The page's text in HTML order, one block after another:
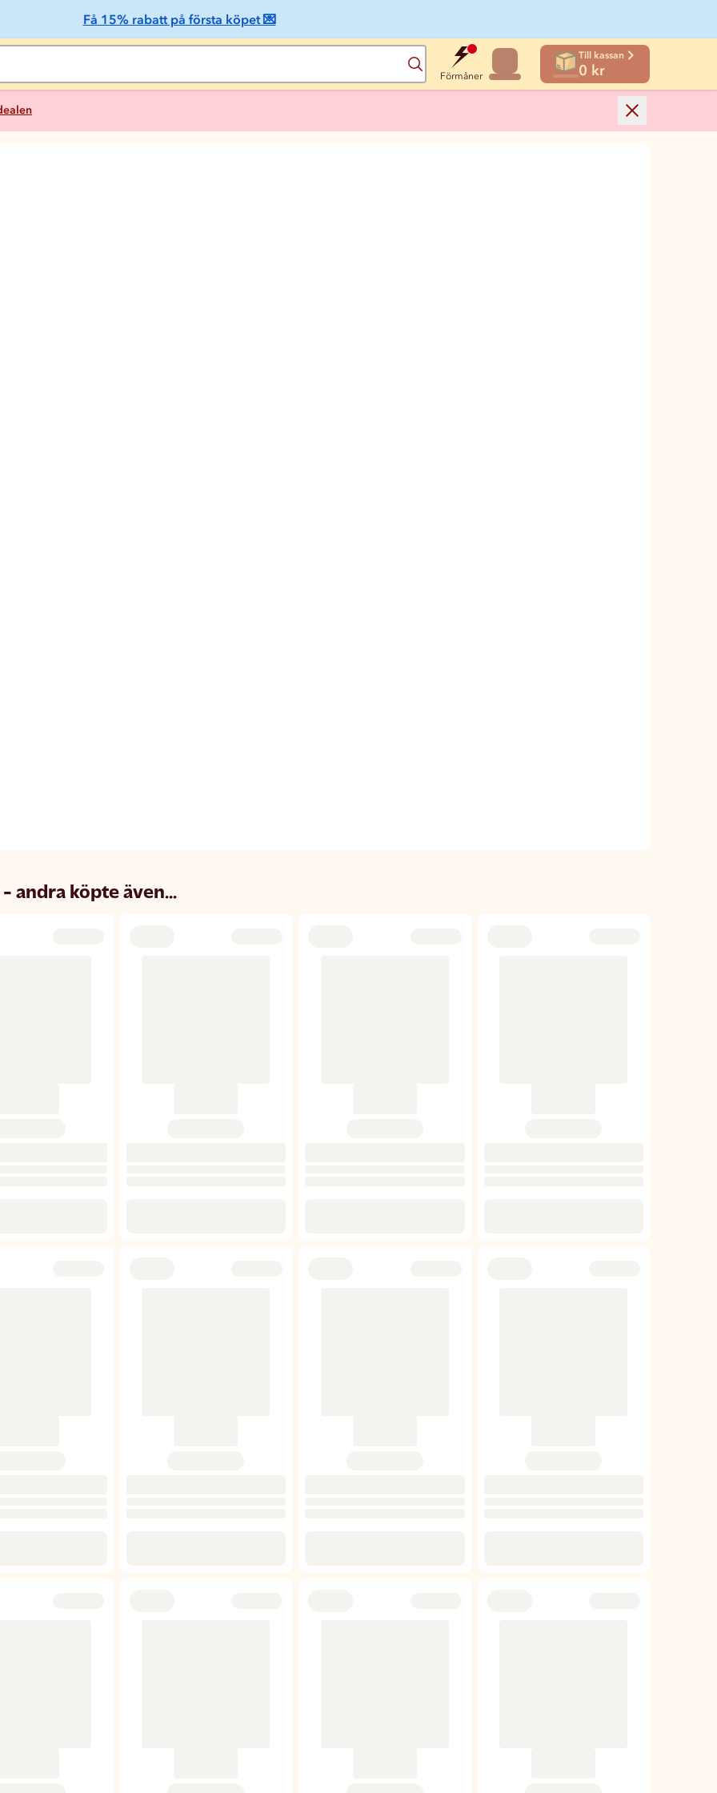
Få 15% rabatt på första köpet 💌
Sök
Förmåner
Till kassan
0 kr
- andra köpte även...